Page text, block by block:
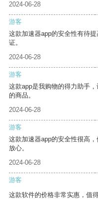
2024-06-28
游客
这款加速器app的安全性有待
证。
2024-06-28
游客
这款app是我购物的得力助手
的商品。
2024-06-28
游客
这款加速器app的安全性很高
放心。
2024-06-28
游客
这款软件的价格非常实惠，值得